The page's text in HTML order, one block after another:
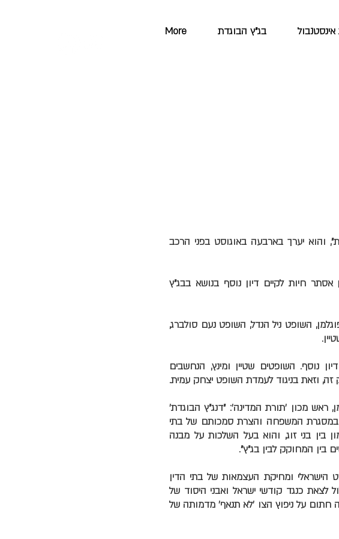
בג"ץ הבוגדת More
והוא יערך בארבעה באוגוסט בפני הרכב
חיות לקיים דיון נוסף בנושא בבג"ץ
השופט ניל הנדל, השופט נעם סולברג,
נוסף. השופטים שטיין ומינץ, הנחשבים
זה, וזאת בניגוד לעמדת השופט יצחק עמית.
ראש מכון 'תורת המדינה': "דנג"ץ הבוגדת'
במסגרת המשפחה והצרת סמכותם של בתי
בין בני זוג, והוא בעל השלכות על מבנה
בין המחוקק לבין בג"ץ".
הישראלי ומחיקת העצמאות של בתי הדין
לצאת כנגד קודשי ישראל ואבני היסוד של
חתום על ניפוץ הצו 'לא תנאף' מדמותה של